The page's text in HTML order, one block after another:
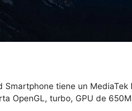
Smartphone tiene un
OpenGL, turbo, GPU de